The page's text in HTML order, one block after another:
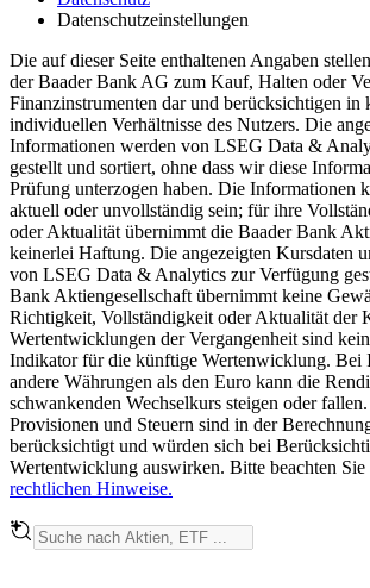
Datenschutzeinstellungen
Die auf dieser Seite enthaltenen Angaben
der Baader Bank AG zum Kauf, Halten oder
Finanzinstrumenten dar und berücksichtigen in
individuellen Verhältnisse des Nutzers. Die
Informationen werden von LSEG Data &
gestellt und sortiert, ohne dass wir diese
Prüfung unterzogen haben. Die Informationen
aktuell oder unvollständig sein; für ihre
oder Aktualität übernimmt die Baader Bank
keinerlei Haftung. Die angezeigten Kursdaten
von LSEG Data & Analytics zur Verfügung
Bank Aktiengesellschaft übernimmt keine
Richtigkeit, Vollständigkeit oder Aktualität der
Wertentwicklungen der Vergangenheit sind
Indikator für die künftige Wertenwicklung. Bei
andere Währungen als den Euro kann die
schwankenden Wechselkurs steigen oder
Provisionen und Steuern sind in der
berücksichtigt und würden sich bei
Wertentwicklung auswirken. Bitte beachten Sie
rechtlichen Hinweise.